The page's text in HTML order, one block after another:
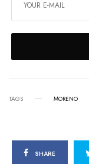
TAGS MORENO
SHARE